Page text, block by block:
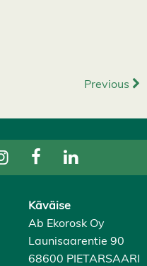
Previous
Käväise
Ab Ekorosk Oy
Launisaarentie 90
68600 PIETARSAARI